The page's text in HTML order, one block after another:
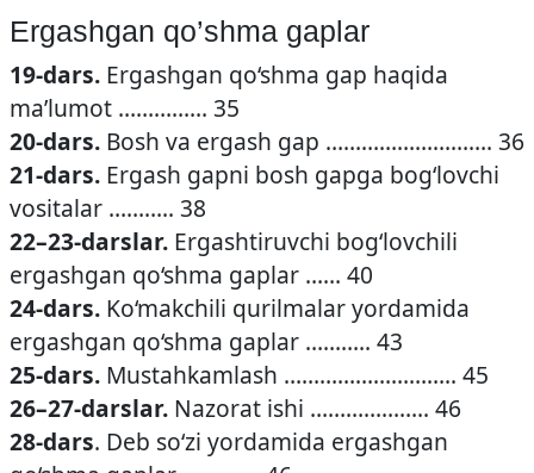
Ergashgan qo’shma gaplar
19-dars. Ergashgan qo‘shma gap haqida
ma’lumot …………… 35
20-dars. Bosh va ergash gap ………………………. 36
21-dars. Ergash gapni bosh gapga bog‘lovchi
vositalar ……….. 38
22–23-darslar. Ergashtiruvchi bog‘lovchili
ergashgan qo‘shma gaplar …… 40
24-dars. Ko‘makchili qurilmalar yordamida
ergashgan qo‘shma gaplar ……….. 43
25-dars. Mustahkamlash ……………………….. 45
26–27-darslar. Nazorat ishi ……………….. 46
28-dars. Deb so‘zi yordamida ergashgan